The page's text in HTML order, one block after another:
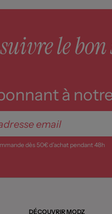
le
à
dès 50€ d’achat pendant 48h
DÉCOUVRIR MODZ